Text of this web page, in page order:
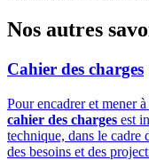
Nos autres
Cahier des charges
Pour encadrer et mener
cahier des charges est
technique, dans le cadre
des besoins et des